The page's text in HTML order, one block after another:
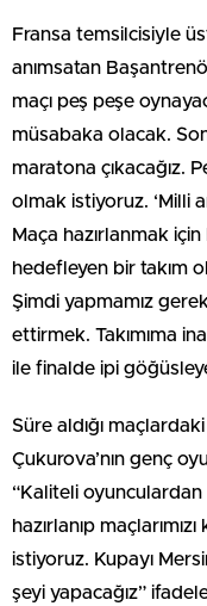
Fransa temsilcisiyle
anımsatan
maçı peş peşe
müsabaka olacak.
maratona çıkacağız.
olmak istiyoruz. ‘Milli
Maça hazırlanmak için
hedefleyen bir takım
Şimdi yapmamız
ettirmek. Takımıma
ile finalde ipi
Süre aldığı
Çukurova’nın genç
“Kaliteli
hazırlanıp
istiyoruz. Kupayı
şeyi yapacağız”